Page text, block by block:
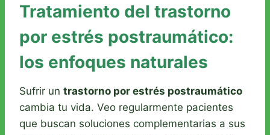
Tratamiento del trastorno
por estrés postraumático:
los enfoques naturales
Sufrir un trastorno por estrés postraumático
cambia tu vida. Veo regularmente pacientes
que buscan soluciones complementarias a sus